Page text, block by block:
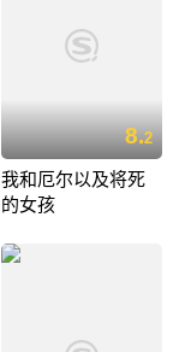
8.2
我和厄尔以及将死
的女孩